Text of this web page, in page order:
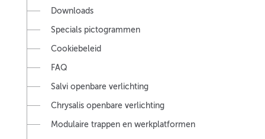
Downloads
Specials pictogrammen
Cookiebeleid
FAQ
Salvi openbare verlichting
Chrysalis openbare verlichting
Modulaire trappen en werkplatformen